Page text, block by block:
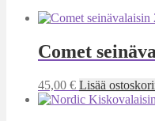
Comet
45,00 € Lisää